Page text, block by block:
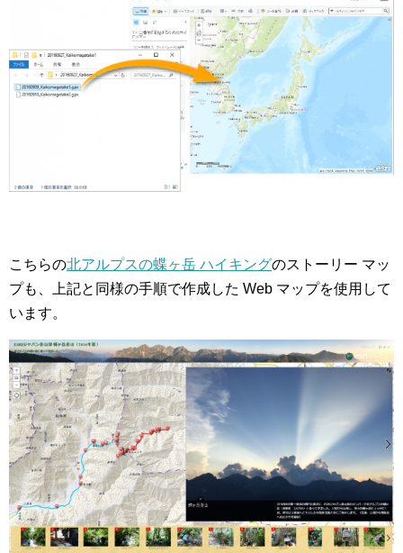
こちらの北アルプスの蝶ヶ岳 ハイキングのストーリー マッ
プも、上記と同様の手順で作成した Web マップを使用して
います。